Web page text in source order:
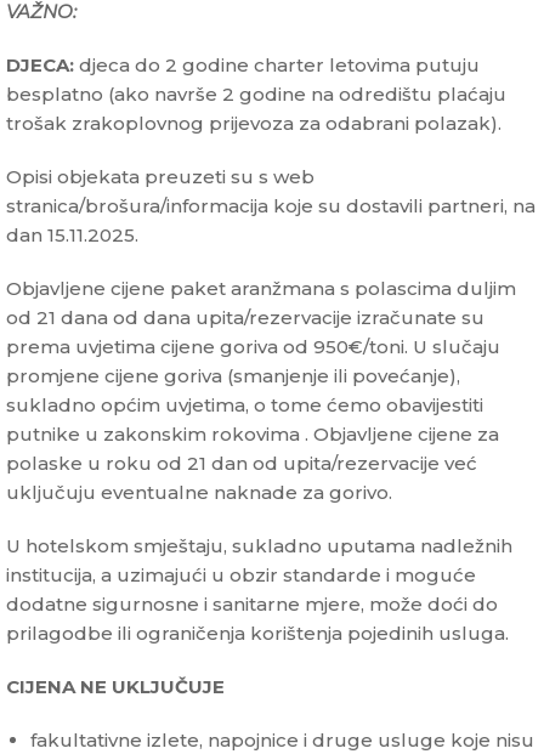
VAŽNO:
DJECA: djeca do 2 godine charter letovima putuju
besplatno (ako navrše 2 godine na odredištu plaćaju
trošak zrakoplovnog prijevoza za odabrani polazak).
Opisi objekata preuzeti su s web
stranica/brošura/informacija koje su dostavili partneri, na
dan 15.11.2025.
Objavljene cijene paket aranžmana s polascima duljim
od 21 dana od dana upita/rezervacije izračunate su
prema uvjetima cijene goriva od 950€/toni. U slučaju
promjene cijene goriva (smanjenje ili povećanje),
sukladno općim uvjetima, o tome ćemo obavijestiti
putnike u zakonskim rokovima . Objavljene cijene za
polaske u roku od 21 dan od upita/rezervacije već
uključuju eventualne naknade za gorivo.
U hotelskom smještaju, sukladno uputama nadležnih
institucija, a uzimajući u obzir standarde i moguće
dodatne sigurnosne i sanitarne mjere, može doći do
prilagodbe ili ograničenja korištenja pojedinih usluga.
CIJENA NE UKLJUČUJE
fakultativne izlete, napojnice i druge usluge koje nisu